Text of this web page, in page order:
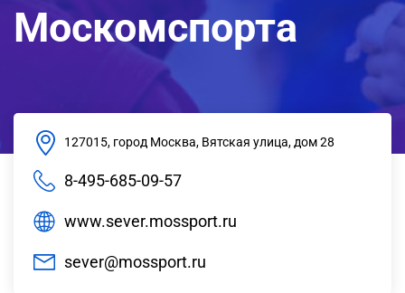
Москомспорта
127015, город Москва, Вятская улица, дом 28
8-495-685-09-57
www.sever.mossport.ru
sever@mossport.ru